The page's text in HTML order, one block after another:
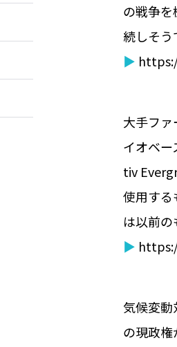
の戦争
続しそう
▶
大手フ
イオベ
tiv
使用する
は以前の
▶
気候変
の現政